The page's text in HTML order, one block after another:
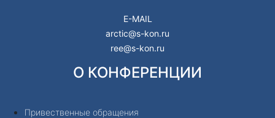
E-MAIL
arctic@s-kon.ru
ree@s-kon.ru
О КОНФЕРЕНЦИИ
Привественные обращения